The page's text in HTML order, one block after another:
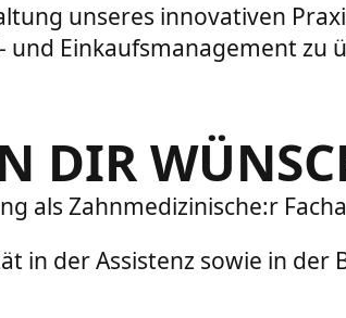
unseres innovativen
Einkaufsmanagement zu
DIR
als Zahnmedizinische:r
in der Assistenz sowie in